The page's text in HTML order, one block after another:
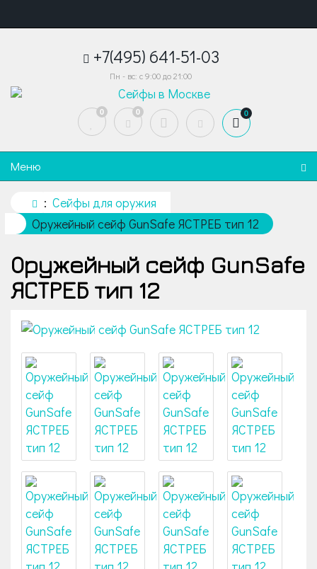
+7(495) 641-51-03
Пн - вс: с 9:00 до 21:00
0 0 0
Меню
Сейфы для оружия
Оружейный сейф GunSafe ЯСТРЕБ тип 12
Оружейный сейф GunSafe
ЯСТРЕБ тип 12